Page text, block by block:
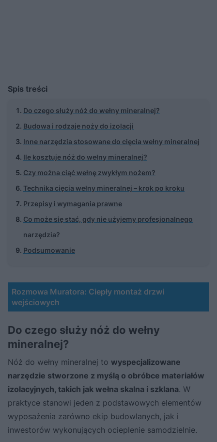
Spis treści
Do czego służy nóż do wełny mineralnej?
Budowa i rodzaje noży do izolacji
Inne narzędzia stosowane do cięcia wełny mineralnej
Ile kosztuje nóż do wełny mineralnej?
Czy można ciąć wełnę zwykłym nożem?
Technika cięcia wełny mineralnej – krok po kroku
Przepisy i wymagania prawne
Co może się stać, gdy nie użyjemy profesjonalnego
narzędzia?
Podsumowanie
Rozmowa Muratora: Ciepły montaż drzwi
wejściowych
Do czego służy nóż do wełny
mineralnej?
Nóż do wełny mineralnej to wyspecjalizowane
narzędzie stworzone z myślą o obróbce materiałów
izolacyjnych, takich jak wełna skalna i szklana. W
praktyce stanowi jeden z podstawowych elementów
wyposażenia zarówno ekip budowlanych, jak i
inwestorów wykonujących ocieplenie samodzielnie.